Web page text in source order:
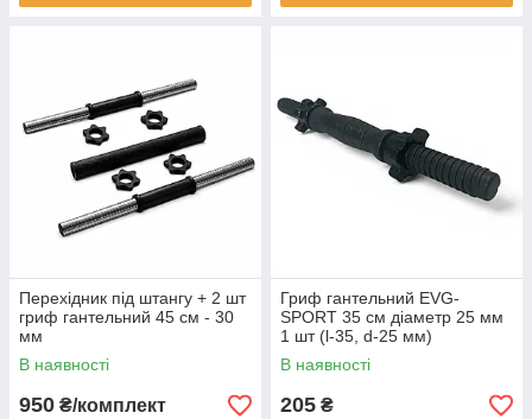
Перехідник під штангу + 2 шт
гриф гантельний 45 см - 30
мм
В наявності
950 ₴/комплект
Гриф гантельний EVG-
SPORT 35 см діаметр 25 мм
1 шт (l-35, d-25 мм)
В наявності
205 ₴